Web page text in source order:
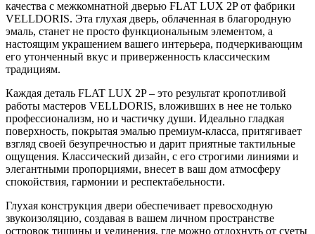
качества с межкомнатной дверью FLAT LUX 2P от фабрики
VELLDORIS. Эта глухая дверь, облаченная в благородную
эмаль, станет не просто функциональным элементом, а
настоящим украшением вашего интерьера, подчеркивающим
его утонченный вкус и приверженность классическим
традициям.
Каждая деталь FLAT LUX 2P – это результат кропотливой
работы мастеров VELLDORIS, вложивших в нее не только
профессионализм, но и частичку души. Идеально гладкая
поверхность, покрытая эмалью премиум-класса, притягивает
взгляд своей безупречностью и дарит приятные тактильные
ощущения. Классический дизайн, с его строгими линиями и
элегантными пропорциями, внесет в ваш дом атмосферу
спокойствия, гармонии и респектабельности.
Глухая конструкция двери обеспечивает превосходную
звукоизоляцию, создавая в вашем личном пространстве
островок тишины и уединения, где можно отдохнуть от суеты